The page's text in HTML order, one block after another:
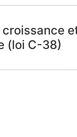
croissance
(loi C-38)